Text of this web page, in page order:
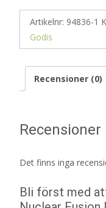
Artikelnr: 94836-1
Godis
Recensioner (0)
Recensioner
Det finns inga
Bli först med